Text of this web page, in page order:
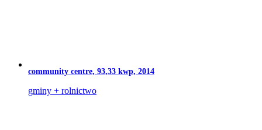
community centre, 93,33 kwp, 2014
gminy + rolnictwo